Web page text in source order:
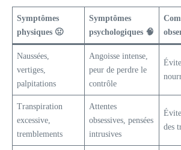
Symptômes
physiques 🤢
Symptômes
psychologiques 🧠
Naussées,
vertiges,
palpitations
Angoisse intense,
peur de perdre le
contrôle
Transpiration
excessive,
tremblements
Attentes
obsessives, pensées
intrusives
des